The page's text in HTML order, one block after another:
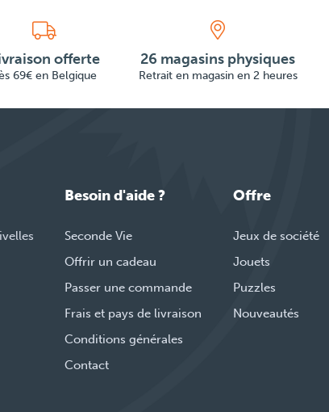
offerte
69€ en Belgique
26 magasins physiques
Retrait en magasin en 2 heures
Besoin d'aide ?
Seconde Vie
Offrir un cadeau
Passer une commande
Frais et pays de livraison
Conditions générales
Contact
Offre
Jeux de société
Jouets
Puzzles
Nouveautés